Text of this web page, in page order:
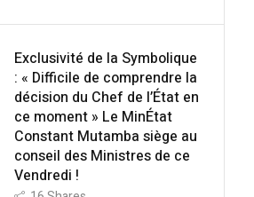
Exclusivité de la Symbolique
: « Difficile de comprendre la
décision du Chef de l’État en
ce moment » Le MinÉtat
Constant Mutamba siège au
conseil des Ministres de ce
Vendredi !